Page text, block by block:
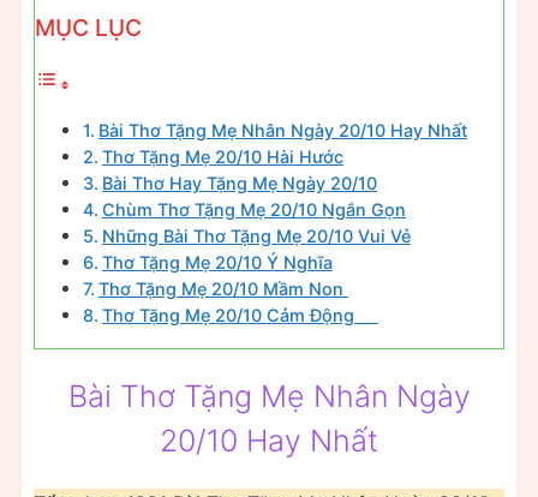
MỤC LỤC
Bài Thơ Tặng Mẹ Nhân Ngày 20/10 Hay Nhất
Thơ Tặng Mẹ 20/10 Hài Hước
Bài Thơ Hay Tặng Mẹ Ngày 20/10
Chùm Thơ Tặng Mẹ 20/10 Ngắn Gọn
Những Bài Thơ Tặng Mẹ 20/10 Vui Vẻ
Thơ Tặng Mẹ 20/10 Ý Nghĩa
Thơ Tặng Mẹ 20/10 Mầm Non
Thơ Tặng Mẹ 20/10 Cảm Động
Bài Thơ Tặng Mẹ Nhân Ngày
20/10 Hay Nhất